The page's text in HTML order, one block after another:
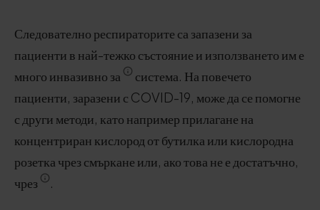
Следователно респираторите са запазени за
пациенти в най-тежко състояние и използването им е
много инвазивно за
система. На повечето
пациенти, заразени с COVID-19, може да се помогне
с други методи, като например прилагане на
концентриран кислород от бутилка или кислородна
розетка чрез смъркане или, ако това не е достатъчно,
чрез
.